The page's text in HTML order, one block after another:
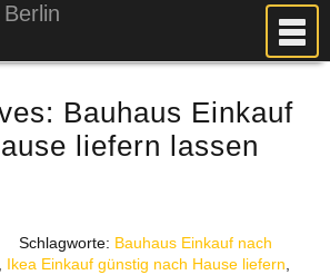
PREISE
ANFRAGE
DIENSTLEISTUNGEN
Bauhaus Einkauf
liefern lassen
Schlagworte: Bauhaus Einkauf nach
Ikea Einkauf günstig nach Hause liefern